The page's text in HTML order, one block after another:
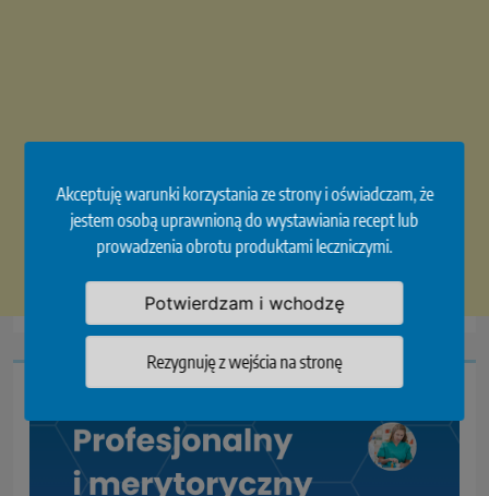
Akceptuję warunki korzystania ze strony i oświadczam, że
jestem osobą uprawnioną do wystawiania recept lub
prowadzenia obrotu produktami leczniczymi.
Potwierdzam i wchodzę
Rezygnuję z wejścia na stronę